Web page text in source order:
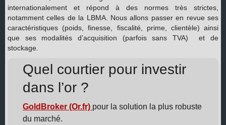
internationalement et répond à des normes très strictes,
notamment celles de la LBMA. Nous allons passer en revue ses
caractéristiques (poids, finesse, fiscalité, prime, clientèle) ainsi
que ses modalités d’acquisition (parfois sans TVA) et de
stockage.
Quel courtier pour investir
dans l’or ?
GoldBroker (Or.fr) pour la solution la plus robuste
du marché.